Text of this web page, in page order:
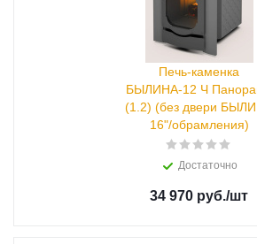
Печь-каменка
БЫЛИНА-12 Ч
(1.2) (без двери
16"/обрамления)
Достаточно
34 970 руб./шт